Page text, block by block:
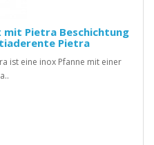
Pietra Beschichtung
Pietra
ist eine inox Pfanne mit einer